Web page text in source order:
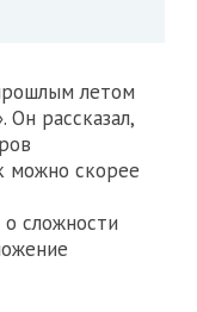
летом
Он рассказал,
можно скорее
сложности